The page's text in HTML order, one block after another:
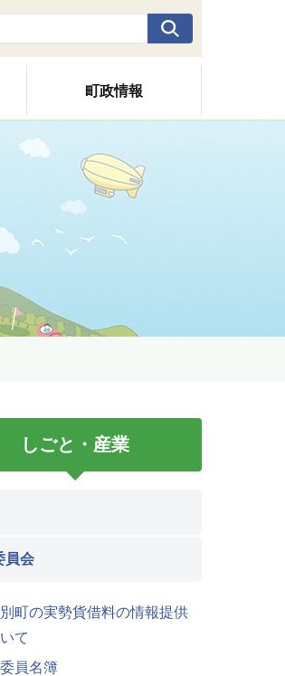
町政情報
しごと・産業
員会
町の実勢貨借料の情報提供
て
員名簿